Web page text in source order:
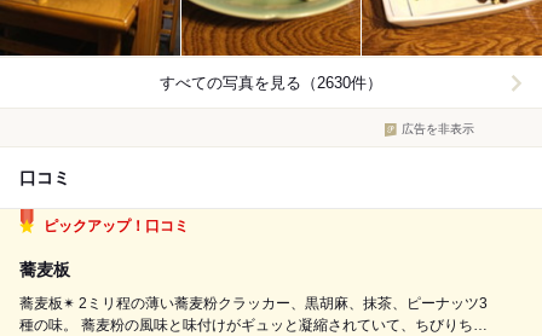
すべての写真を見る（2630件）
広告を非表示
口コミ
ピックアップ！口コミ
蕎麦板
蕎麦板✴︎ 2ミリ程の薄い蕎麦粉クラッカー、黒胡麻、抹茶、ピーナッツ3
種の味。 蕎麦粉の風味と味付けがギュッと凝縮されていて、ちびりちび